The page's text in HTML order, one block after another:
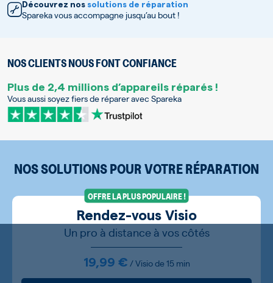
Découvrez nos solutions de réparation
Spareka vous accompagne jusqu’au bout !
NOS CLIENTS NOUS FONT CONFIANCE
Plus de 2,4 millions d’appareils réparés !
Vous aussi soyez fiers de réparer avec Spareka
NOS SOLUTIONS POUR VOTRE RÉPARATION
OFFRE LA PLUS POPULAIRE !
Rendez-vous Visio
Un pro à distance à vos côtés
19,99 € / Visio de 15 min